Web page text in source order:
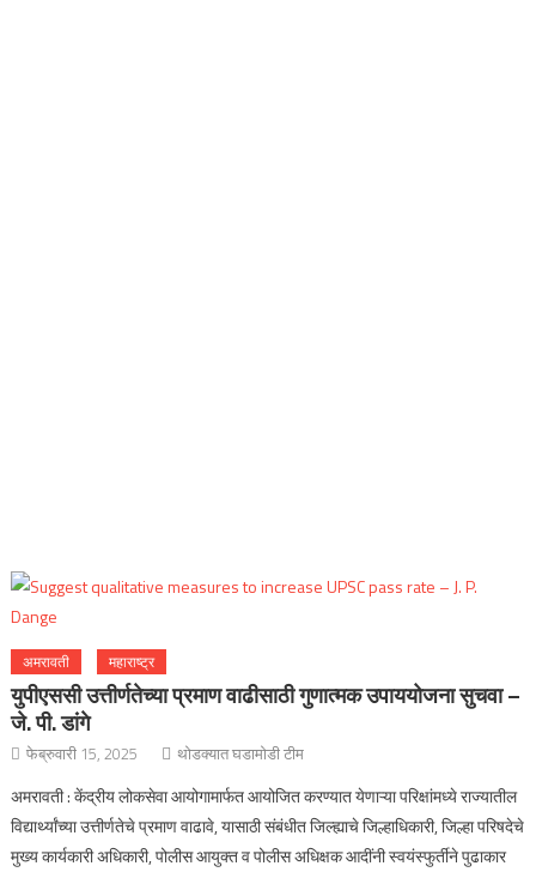
अमरावती महाराष्ट्र
युपीएससी उत्तीर्णतेच्या प्रमाण वाढीसाठी गुणात्मक उपाययोजना सुचवा –
जे. पी. डांगे
फेब्रुवारी 15, 2025 थोडक्यात घडामोडी टीम
अमरावती : केंद्रीय लोकसेवा आयोगामार्फत आयोजित करण्यात येणाऱ्या परिक्षांमध्ये राज्यातील
विद्यार्थ्यांच्या उत्तीर्णतेचे प्रमाण वाढावे, यासाठी संबंधीत जिल्ह्याचे जिल्हाधिकारी, जिल्हा परिषदेचे
मुख्य कार्यकारी अधिकारी, पोलीस आयुक्त व पोलीस अधिक्षक आदींनी स्वयंस्फुर्तीने पुढाकार